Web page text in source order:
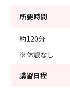
所要時間
約120分
※休憩なし
講習日程